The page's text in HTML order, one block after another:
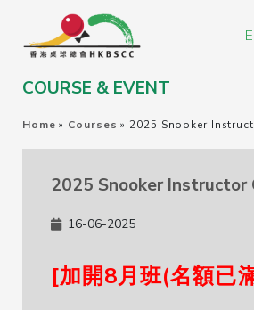
COURSE & EVENT
Home » Courses » 2025 Snooker
2025 Snooker Instructor
16-06-2025
[加開8月班(名額已